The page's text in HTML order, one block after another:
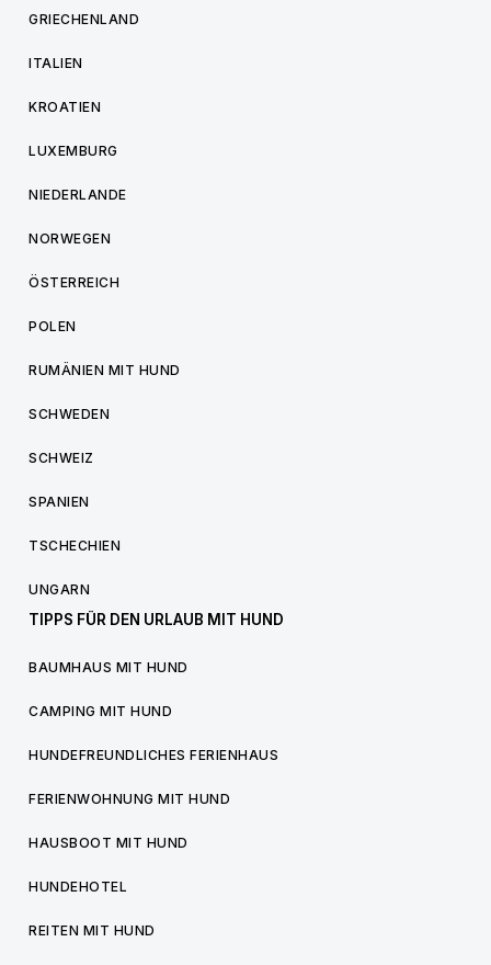
GRIECHENLAND
ITALIEN
KROATIEN
LUXEMBURG
NIEDERLANDE
NORWEGEN
ÖSTERREICH
POLEN
RUMÄNIEN MIT HUND
SCHWEDEN
SCHWEIZ
SPANIEN
TSCHECHIEN
UNGARN
TIPPS FÜR DEN URLAUB MIT HUND
BAUMHAUS MIT HUND
CAMPING MIT HUND
HUNDEFREUNDLICHES FERIENHAUS
FERIENWOHNUNG MIT HUND
HAUSBOOT MIT HUND
HUNDEHOTEL
REITEN MIT HUND